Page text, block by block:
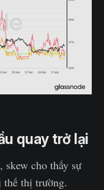
quay trở lại
cho thấy sự
thị trường.